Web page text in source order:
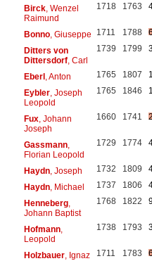
Birck, Wenzel
Raimund
1718 1763
Bonno, Giuseppe 1711 1788
Ditters von
Dittersdorf, Carl
1739 1799
Eberl, Anton 1765 1807
Eybler, Joseph
Leopold
1765 1846
Fux, Johann
Joseph
1660 1741
Gassmann,
Florian Leopold
1729 1774
Haydn, Joseph 1732 1809
Haydn, Michael 1737 1806
Henneberg,
Johann Baptist
1768 1822
Hofmann,
Leopold
1738 1793
Holzbauer, Ignaz 1711 1783